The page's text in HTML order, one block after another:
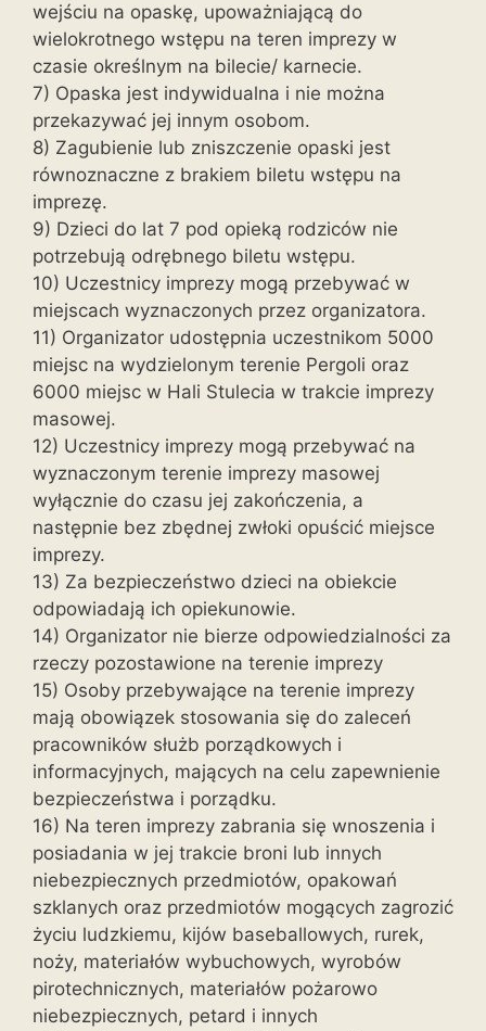
wejściu na opaskę, upoważniającą do
wielokrotnego wstępu na teren imprezy w
czasie określnym na bilecie/ karnecie.
7) Opaska jest indywidualna i nie można
przekazywać jej innym osobom.
8) Zagubienie lub zniszczenie opaski jest
równoznaczne z brakiem biletu wstępu na
imprezę.
9) Dzieci do lat 7 pod opieką rodziców nie
potrzebują odrębnego biletu wstępu.
10) Uczestnicy imprezy mogą przebywać w
miejscach wyznaczonych przez organizatora.
11) Organizator udostępnia uczestnikom 5000
miejsc na wydzielonym terenie Pergoli oraz
6000 miejsc w Hali Stulecia w trakcie imprezy
masowej.
12) Uczestnicy imprezy mogą przebywać na
wyznaczonym terenie imprezy masowej
wyłącznie do czasu jej zakończenia, a
następnie bez zbędnej zwłoki opuścić miejsce
imprezy.
13) Za bezpieczeństwo dzieci na obiekcie
odpowiadają ich opiekunowie.
14) Organizator nie bierze odpowiedzialności za
rzeczy pozostawione na terenie imprezy
15) Osoby przebywające na terenie imprezy
mają obowiązek stosowania się do zaleceń
pracowników służb porządkowych i
informacyjnych, mających na celu zapewnienie
bezpieczeństwa i porządku.
16) Na teren imprezy zabrania się wnoszenia i
posiadania w jej trakcie broni lub innych
niebezpiecznych przedmiotów, opakowań
szklanych oraz przedmiotów mogących zagrozić
życiu ludzkiemu, kijów baseballowych, rurek,
noży, materiałów wybuchowych, wyrobów
pirotechnicznych, materiałów pożarowo
niebezpiecznych, petard i innych